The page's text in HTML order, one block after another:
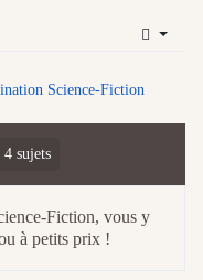
Science-Fiction
4 sujets
Fiction, vous y
à petits prix !